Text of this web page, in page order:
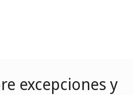
excepciones y